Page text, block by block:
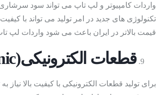
چراغ ها
واردات کامپیوتر و لپ تاپ می تواند سود سرشاری
تکنولوژی های جدید در امر تولید می تواند با
قیمت بالاتر در ایران باعث می شود واردات لپ
قطعات الکترونیکی(Electronic)
برای تولید قطعات الکترونیکی با کیفیت بالا